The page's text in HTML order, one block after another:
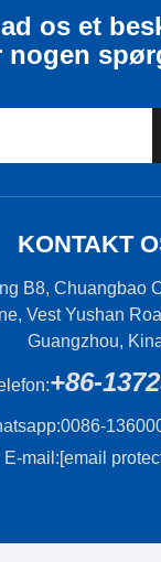
os et
nogen
KONTAKT
B8, Chuangbao
Vest Yushan
Guangzhou,
+86-
0086-
E-mail:[email